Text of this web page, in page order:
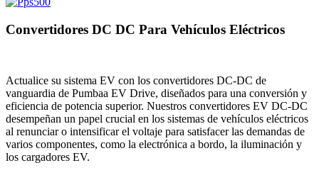
Convertidores DC DC Para Vehículos Eléctricos
Actualice su sistema EV con los convertidores DC-DC de
vanguardia de Pumbaa EV Drive, diseñados para una conversión y
eficiencia de potencia superior. Nuestros convertidores EV DC-DC
desempeñan un papel crucial en los sistemas de vehículos eléctricos
al renunciar o intensificar el voltaje para satisfacer las demandas de
varios componentes, como la electrónica a bordo, la iluminación y
los cargadores EV.